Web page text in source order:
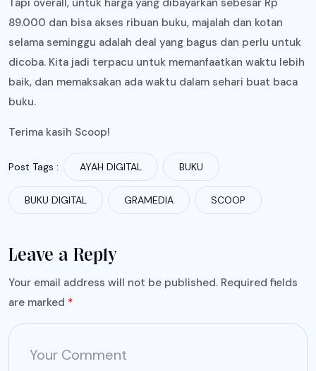
Tapi overall, untuk harga yang dibayarkan sebesar Rp
89.000 dan bisa akses ribuan buku, majalah dan kotan
selama seminggu adalah deal yang bagus dan perlu untuk
dicoba. Kita jadi terpacu untuk memanfaatkan waktu lebih
baik, dan memaksakan ada waktu dalam sehari buat baca
buku.
Terima kasih Scoop!
Post Tags : AYAH DIGITAL BUKU
BUKU DIGITAL GRAMEDIA SCOOP
Leave a Reply
Your email address will not be published. Required fields
are marked *
Your Comment